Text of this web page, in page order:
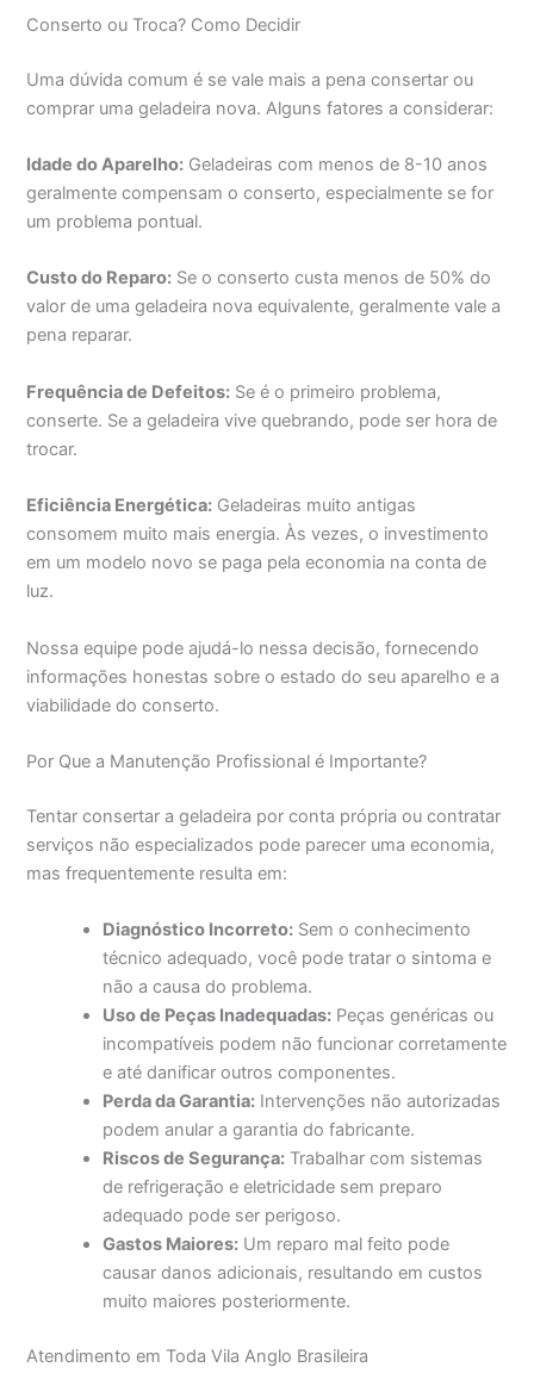
Conserto ou Troca? Como Decidir
Uma dúvida comum é se vale mais a pena consertar ou
comprar uma geladeira nova. Alguns fatores a considerar:
Idade do Aparelho: Geladeiras com menos de 8-10 anos
geralmente compensam o conserto, especialmente se for
um problema pontual.
Custo do Reparo: Se o conserto custa menos de 50% do
valor de uma geladeira nova equivalente, geralmente vale a
pena reparar.
Frequência de Defeitos: Se é o primeiro problema,
conserte. Se a geladeira vive quebrando, pode ser hora de
trocar.
Eficiência Energética: Geladeiras muito antigas
consomem muito mais energia. Às vezes, o investimento
em um modelo novo se paga pela economia na conta de
luz.
Nossa equipe pode ajudá-lo nessa decisão, fornecendo
informações honestas sobre o estado do seu aparelho e a
viabilidade do conserto.
Por Que a Manutenção Profissional é Importante?
Tentar consertar a geladeira por conta própria ou contratar
serviços não especializados pode parecer uma economia,
mas frequentemente resulta em:
Diagnóstico Incorreto: Sem o conhecimento
técnico adequado, você pode tratar o sintoma e
não a causa do problema.
Uso de Peças Inadequadas: Peças genéricas ou
incompatíveis podem não funcionar corretamente
e até danificar outros componentes.
Perda da Garantia: Intervenções não autorizadas
podem anular a garantia do fabricante.
Riscos de Segurança: Trabalhar com sistemas
de refrigeração e eletricidade sem preparo
adequado pode ser perigoso.
Gastos Maiores: Um reparo mal feito pode
causar danos adicionais, resultando em custos
muito maiores posteriormente.
Atendimento em Toda Vila Anglo Brasileira